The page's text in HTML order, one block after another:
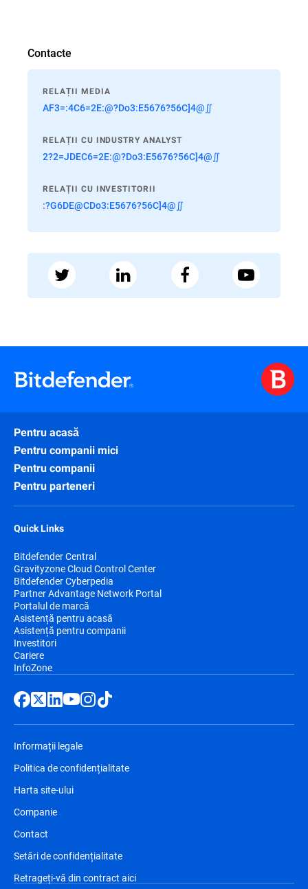
Contacte
RELAȚII MEDIA
AF3=:4C6=2E:@?Do3:E5676?56C]4@∬
RELAȚII CU INDUSTRY ANALYST
2?2=JDEC6=2E:@?Do3:E5676?56C]4@∬
RELAȚII CU INVESTITORII
:?G6DE@CDo3:E5676?56C]4@∬
Pentru acasă
Pentru companii mici
Pentru companii
Pentru parteneri
Quick Links
Bitdefender Central
Gravityzone Cloud Control Center
Bitdefender Cyberpedia
Partner Advantage Network Portal
Portalul de marcă
Asistență pentru acasă
Asistență pentru companii
Investitori
Cariere
InfoZone
Informații legale
Politica de confidențialitate
Harta site-ului
Companie
Contact
Setări de confidențialitate
Retrageți-vă din contract aici